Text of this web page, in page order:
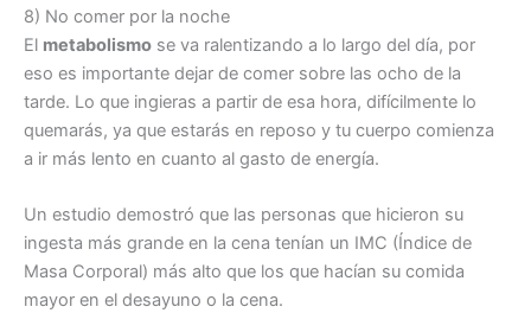
8) No comer por la noche
El metabolismo se va ralentizando a lo largo del día, por
eso es importante dejar de comer sobre las ocho de la
tarde. Lo que ingieras a partir de esa hora, difícilmente lo
quemarás, ya que estarás en reposo y tu cuerpo comienza
a ir más lento en cuanto al gasto de energía.
Un estudio demostró que las personas que hicieron su
ingesta más grande en la cena tenían un IMC (Índice de
Masa Corporal) más alto que los que hacían su comida
mayor en el desayuno o la cena.